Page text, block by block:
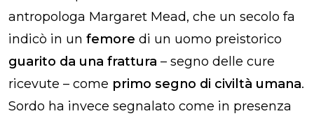
antropologa Margaret Mead, che un secolo fa
indicò in un femore di un uomo preistorico
guarito da una frattura – segno delle cure
ricevute – come primo segno di civiltà umana.
Sordo ha invece segnalato come in presenza